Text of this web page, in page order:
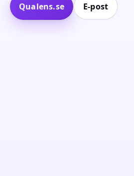
Qualens.se E‑post